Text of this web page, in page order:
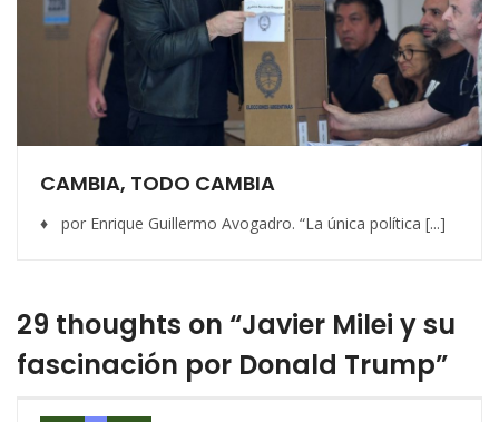
CAMBIA, TODO CAMBIA
♦ por Enrique Guillermo Avogadro. “La única política [...]
29 thoughts on “Javier Milei y su
fascinación por Donald Trump”